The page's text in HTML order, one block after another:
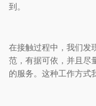
到。
在接触过程中，我们发
范，有据可依，并且尽
的服务。这种工作方式